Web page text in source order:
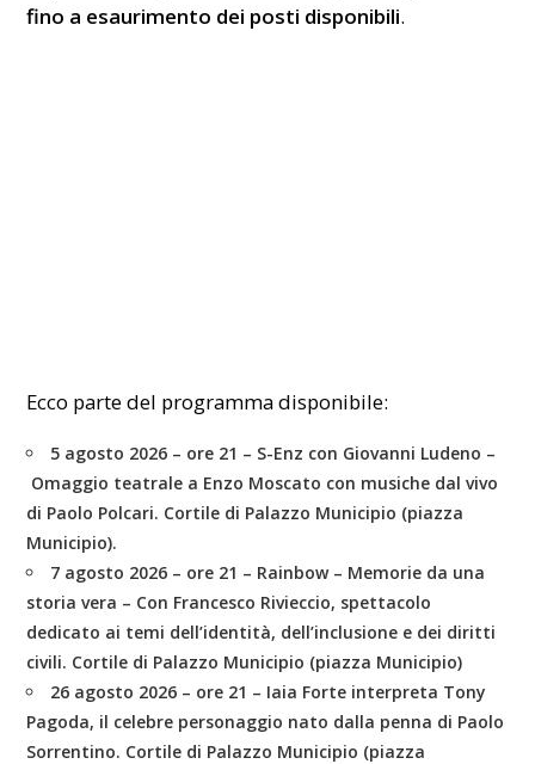
fino a esaurimento dei posti disponibili.
Ecco parte del programma disponibile:
5 agosto 2026 – ore 21 – S-Enz con Giovanni Ludeno –
Omaggio teatrale a Enzo Moscato con musiche dal vivo
di Paolo Polcari. Cortile di Palazzo Municipio (piazza
Municipio).
7 agosto 2026 – ore 21 – Rainbow – Memorie da una
storia vera – Con Francesco Rivieccio, spettacolo
dedicato ai temi dell’identità, dell’inclusione e dei diritti
civili. Cortile di Palazzo Municipio (piazza Municipio)
26 agosto 2026 – ore 21 – Iaia Forte interpreta Tony
Pagoda, il celebre personaggio nato dalla penna di Paolo
Sorrentino. Cortile di Palazzo Municipio (piazza